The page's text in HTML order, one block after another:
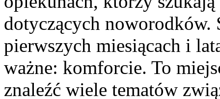
dotyczących noworodków.
pierwszych miesiącach i
ważne: komforcie. To
znaleźć wiele tematów